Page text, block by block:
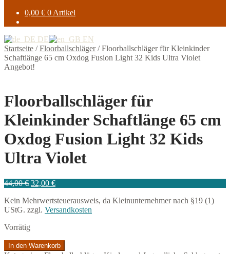
0,00 € 0 Artikel
DE
EN
Startseite /Floorballschläger/Floorballschläger für Kleinkinder
Schaftlänge 65 cm Oxdog Fusion Light 32 Kids Ultra Violet
Angebot!
Floorballschläger für
Kleinkinder Schaftlänge 65 cm
Oxdog Fusion Light 32 Kids
Ultra Violet
44,00€ Ursprünglicher
war:
44,00 €
32,00 €Aktueller
ist:
32,00 €.
Kein Mehrwertsteuerausweis, da Kleinunternehmer nach §19 (1)
UStG. zzgl. Versandkosten
Vorrätig
Floorballschläger
In den Warenkorb